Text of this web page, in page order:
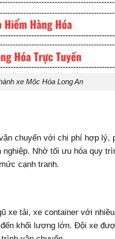
xe Mộc Hóa Long An
chuyển với chi phí hợp lý,
Nhờ tối ưu hóa quy
cạnh tranh.
xe tải, xe container với
khối lượng lớn. Đội xe